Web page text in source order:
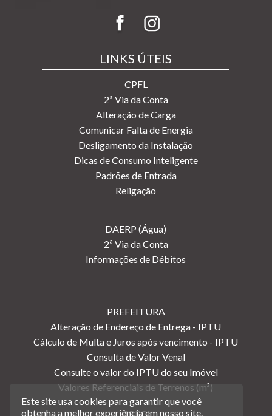
Este site usa cookies para garantir que você
obtenha a melhor experiência em nosso site.
LINKS ÚTEIS
CPFL
2ª Via da Conta
Alteração de Carga
Comunicar Falta de Energia
Desligamento da Instalação
Dicas de Consumo Inteligente
Padrões de Entrada
Religação
DAERP (Água)
2ª Via da Conta
Informações de Débitos
PREFEITURA
Alteração de Endereço de Entrega - IPTU
Cálculo de Multa e Juros após vencimento - IPTU
Consulta de Valor Venal
Consulte o valor do IPTU do seu Imóvel
Valores Referenciais de Terrenos (m²)